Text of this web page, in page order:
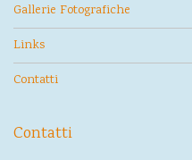
Gallerie Fotografiche
Links
Contatti
Contatti